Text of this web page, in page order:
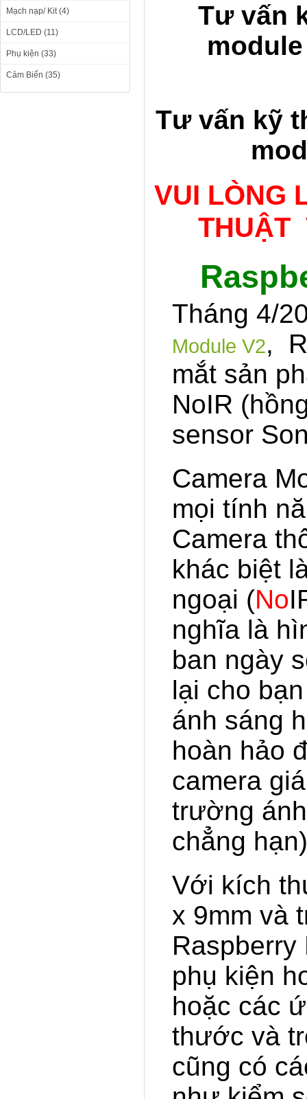
Mạch nạp/ Kit (4)
LCD/LED (11)
Phụ kiện (33)
Cảm Biến (35)
Tư vấn
Tư vấn kỹ
VUI LÒNG
THUẬT
Tháng 4/
Module V2,
mắt sản
NoIR
sensor
Camera
mọi tính
Camera
khác biệt
ngoại (No
nghĩa là
ban ngày
lại cho
ánh sáng
hoàn hảo
camera
trường
chẳng
Với kích
x 9mm và
Raspberry
phụ kiện
hoặc các
thước và
cũng có